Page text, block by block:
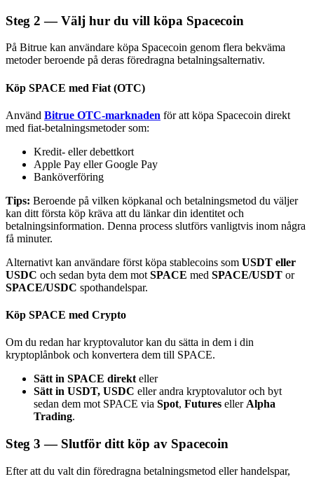
Lär dig Staking
Bitrue
AI
Bitrue Partners
Upp till 65% provision!
Steg 2 — Välj hur du vill köpa Spacecoin
På Bitrue kan användare köpa Spacecoin genom flera bekväma
metoder beroende på deras föredragna betalningsalternativ.
Köp SPACE med Fiat (OTC)
Använd Bitrue OTC-marknaden för att köpa Spacecoin direkt
med fiat-betalningsmetoder som:
Kredit- eller debettkort
Apple Pay eller Google Pay
Banköverföring
Tips: Beroende på vilken köpkanal och betalningsmetod du väljer
kan ditt första köp kräva att du länkar din identitet och
betalningsinformation. Denna process slutförs vanligtvis inom några
få minuter.
Alternativt kan användare först köpa stablecoins som USDT eller
USDC och sedan byta dem mot SPACE med SPACE/USDT or
SPACE/USDC spothandelspar.
Köp SPACE med Crypto
Om du redan har kryptovalutor kan du sätta in dem i din
kryptoplånbok och konvertera dem till SPACE.
Sätt in SPACE direkteller
Sätt in USDT, USDC eller andra kryptovalutor och byt
sedan dem mot SPACE via Spot, Futures ellerAlpha
Trading.
Steg 3 — Slutför ditt köp av Spacecoin
Efter att du valt din föredragna betalningsmetod eller handelspar,